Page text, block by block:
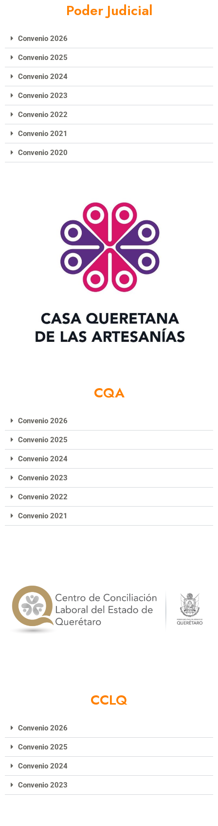
Poder Judicial
Convenio 2026
Convenio 2025
Convenio 2024
Convenio 2023
Convenio 2022
Convenio 2021
Convenio 2020
CQA
Convenio 2026
Convenio 2025
Convenio 2024
Convenio 2023
Convenio 2022
Convenio 2021
CCLQ
Convenio 2026
Convenio 2025
Convenio 2024
Convenio 2023